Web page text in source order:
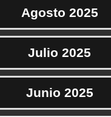
Agosto 2025
Julio 2025
Junio 2025